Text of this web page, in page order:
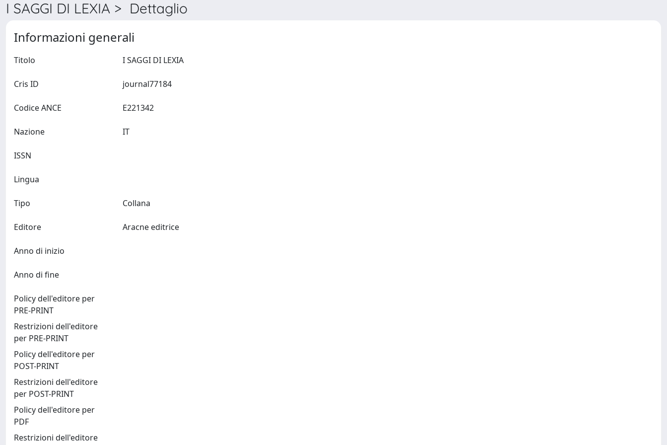
I SAGGI DI LEXIA > Dettaglio
Informazioni generali
Titolo
Cris ID
Codice ANCE
Nazione
ISSN
Lingua
Tipo Collana
Editore
Anno di inizio
Anno di fine
Policy dell'editore per
PRE-PRINT
Restrizioni dell'editore
per PRE-PRINT
Policy dell'editore per
POST-PRINT
Restrizioni dell'editore
per POST-PRINT
Policy dell'editore per
PDF
Restrizioni dell'editore